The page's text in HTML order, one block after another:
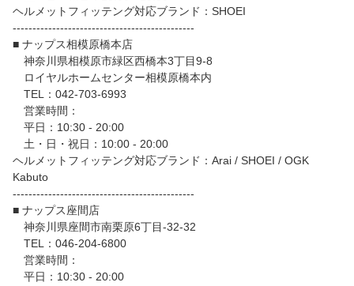
ヘルメットフィッテング対応ブランド：SHOEI
----------------------------------------------
■ ナップス相模原橋本店
神奈川県相模原市緑区西橋本3丁目9-8
ロイヤルホームセンター相模原橋本内
TEL：042-703-6993
営業時間：
平日：10:30 - 20:00
土・日・祝日：10:00 - 20:00
ヘルメットフィッテング対応ブランド：Arai / SHOEI / OGK
Kabuto
----------------------------------------------
■ ナップス座間店
神奈川県座間市南栗原6丁目‐32‐32
TEL：046-204-6800
営業時間：
平日：10:30 - 20:00